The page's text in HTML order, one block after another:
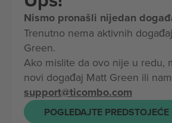
Nismo pronašli nijedan
Trenutno nema aktivnih
Green.
Ako mislite da ovo nije u redu,
novi događaj Matt Green ili
support@ticombo.com
POGLEDAJTE